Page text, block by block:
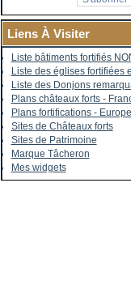
Liens À Visiter
Liste bâtiments fortifiés
Liste des églises fortifiées
Liste des Donjons
Plans châteaux forts -
Plans fortifications - Europe
Sites de Châteaux forts
Sites de Patrimoine
Marque Tâcheron
Mes widgets